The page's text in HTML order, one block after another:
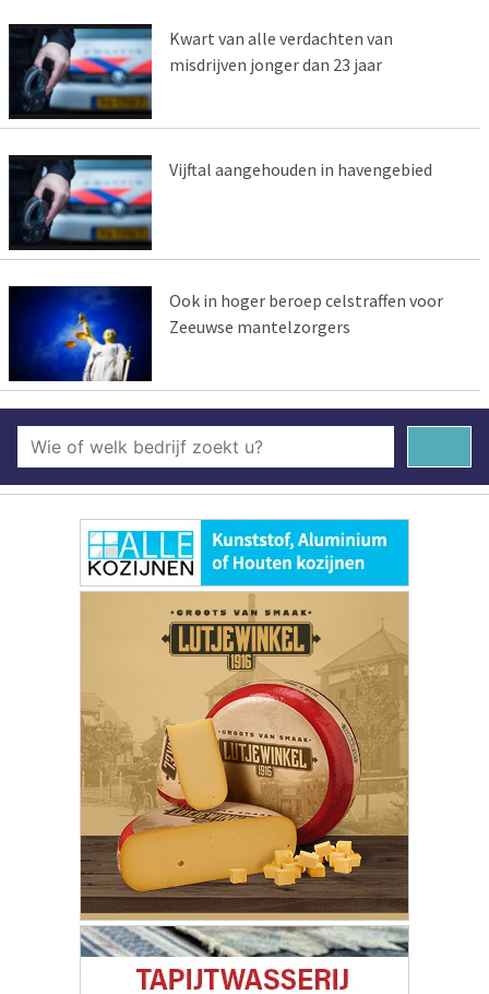
Kwart van alle verdachten van
misdrijven jonger dan 23 jaar
Vijftal aangehouden in havengebied
Ook in hoger beroep celstraffen voor
Zeeuwse mantelzorgers